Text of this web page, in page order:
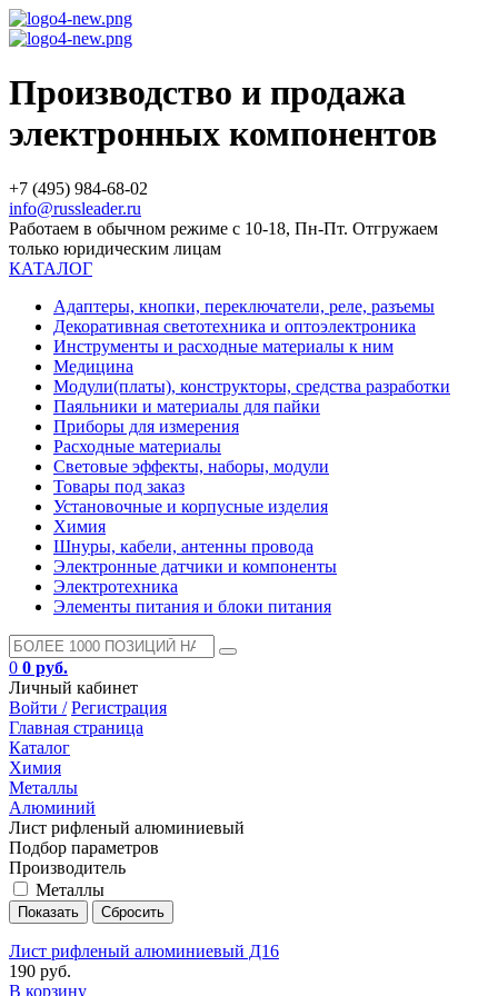
Производство и продажа
электронных компонентов
+7 (495) 984-68-02
info@russleader.ru
Работаем в обычном режиме с 10-18, Пн-Пт. Отгружаем
только юридическим лицам
КАТАЛОГ
Адаптеры, кнопки, переключатели, реле, разъемы
Декоративная светотехника и оптоэлектроника
Инструменты и расходные материалы к ним
Медицина
Модули(платы), конструкторы, средства разработки
Паяльники и материалы для пайки
Приборы для измерения
Расходные материалы
Световые эффекты, наборы, модули
Товары под заказ
Установочные и корпусные изделия
Химия
Шнуры, кабели, антенны провода
Электронные датчики и компоненты
Электротехника
Элементы питания и блоки питания
0 0 руб.
Личный кабинет
Войти / Регистрация
Главная страница
Каталог
Химия
Металлы
Алюминий
Лист рифленый алюминиевый
Подбор параметров
Производитель
Металлы
Лист рифленый алюминиевый Д16
190 руб.
В корзину